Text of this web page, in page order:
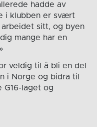
hadde av
i klubben er svært
sitt, og byen
mange har en
veldig til å bli en del
i Norge og bidra til
G16-laget og